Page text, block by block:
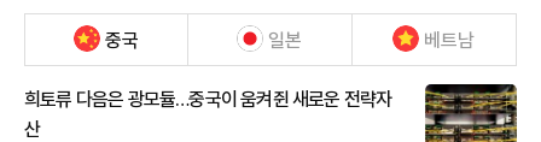
중국 일본 베트남
희토류 다음은 광모듈…중국이 움켜쥔 새로운 전략자
산